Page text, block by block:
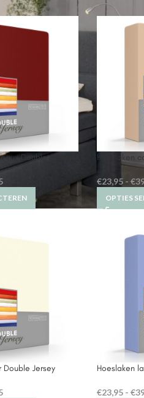
Double Jersey Hoeslaken
€23,95 - €
OPTIES
Double Jersey Hoeslaken
€23,95 - €